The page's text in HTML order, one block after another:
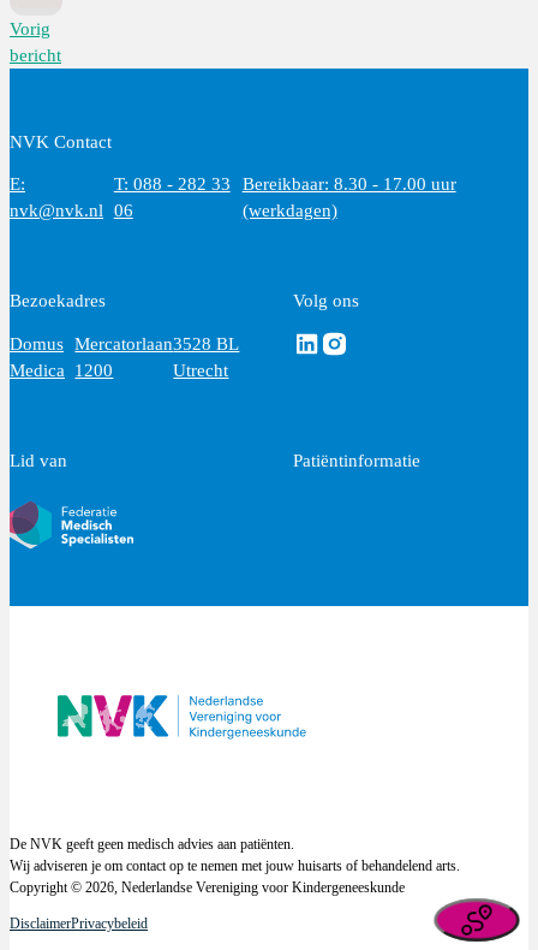
Vorig
bericht
NVK Contact
E:
nvk@nvk.nl
T: 088 - 282 33
06
Bereikbaar: 8.30 - 17.00 uur
(werkdagen)
Bezoekadres
Domus
Medica
Mercatorlaan
1200
3528 BL
Utrecht
Volg ons
Volg ons via Linkedin
Volg ons via Instagram
Lid van Patiëntinformatie
De NVK geeft geen medisch advies aan patiënten.
Wij adviseren je om contact op te nemen met jouw huisarts of behandelend arts.
Copyright © 2026, Nederlandse Vereniging voor Kindergeneeskunde
DisclaimerPrivacybeleid